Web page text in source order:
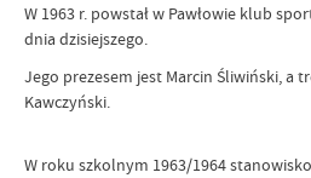
W 1963 r. powstał w Pawłowie klub
dnia dzisiejszego.
Jego prezesem jest Marcin Śliwiński, a
Kawczyński.
W roku szkolnym 1963/1964